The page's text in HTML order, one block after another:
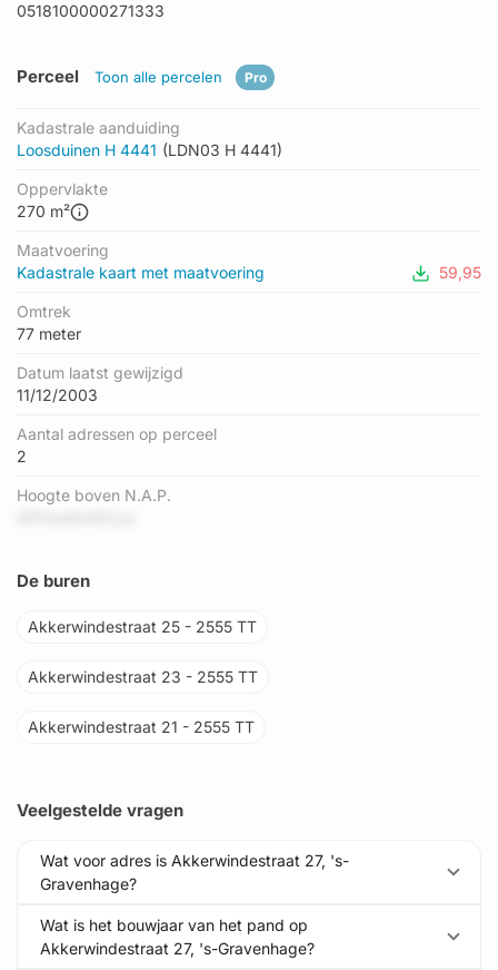
0518100000271333
Perceel Toon alle percelen Pro
Kadastrale aanduiding
Loosduinen H 4441 (LDN03 H 4441)
Oppervlakte
270 m²
Maatvoering
Kadastrale kaart met maatvoering
59,95
Omtrek
77 meter
Datum laatst gewijzigd
11/12/2003
Aantal adressen op perceel
2
Hoogte boven N.A.P.
De buren
Akkerwindestraat 25 - 2555 TT
Akkerwindestraat 23 - 2555 TT
Akkerwindestraat 21 - 2555 TT
Veelgestelde vragen
Wat voor adres is Akkerwindestraat 27, 's-
Gravenhage?
Wat is het bouwjaar van het pand op
Akkerwindestraat 27, 's-Gravenhage?